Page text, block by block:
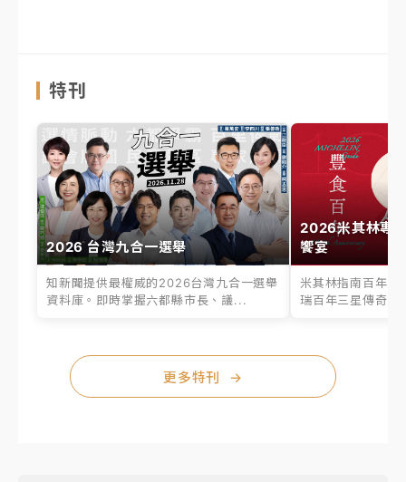
特刊
2026 台灣九合一選舉
知新聞提供最權威的2026台灣九合一選舉
資料庫。即時掌握六都縣市長、議...
2026米其林專
饗宴
米其林指南百年之
瑞百年三星傳奇、
更多特刊 →